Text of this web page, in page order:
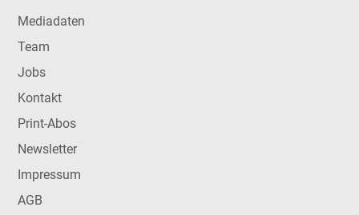
Mediadaten
Team
Jobs
Kontakt
Print-Abos
Newsletter
Impressum
AGB